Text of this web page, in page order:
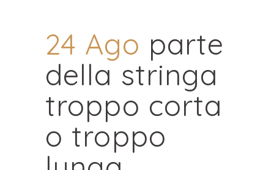
24 Ago parte
della stringa
troppo corta
o troppo